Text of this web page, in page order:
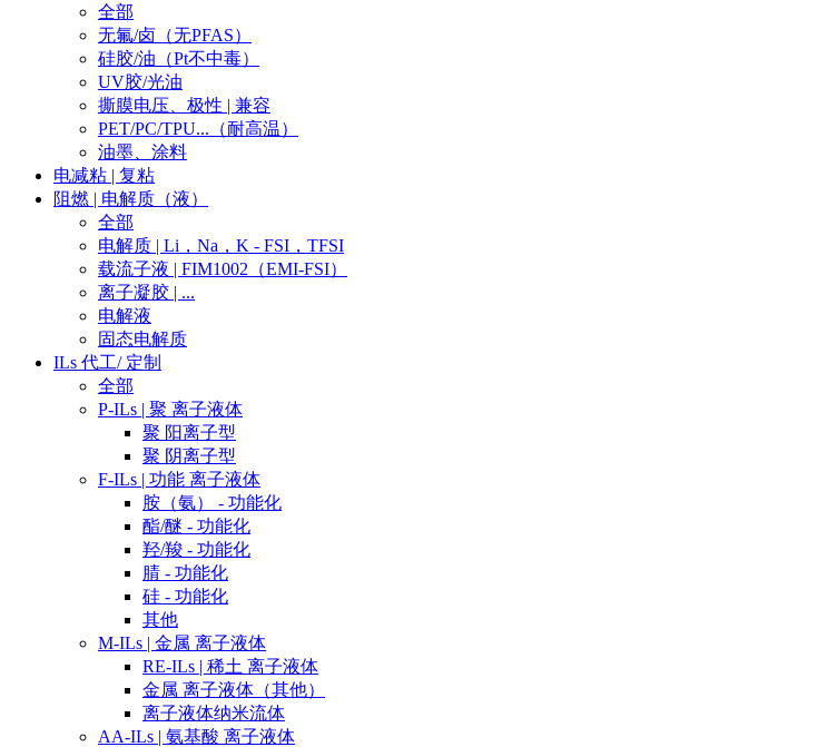
全部
无氟/卤（无PFAS）
硅胶/油（Pt不中毒）
UV胶/光油
撕膜电压、极性 | 兼容
PET/PC/TPU...（耐高温）
油墨、涂料
电减粘 | 复粘
阻燃 | 电解质（液）
全部
电解质 | Li，Na，K - FSI，TFSI
载流子液 | FIM1002（EMI-FSI）
离子凝胶 | ...
电解液
固态电解质
ILs 代工/ 定制
全部
P-ILs | 聚 离子液体
聚 阳离子型
聚 阴离子型
F-ILs | 功能 离子液体
胺（氨） - 功能化
酯/醚 - 功能化
羟/羧 - 功能化
腈 - 功能化
硅 - 功能化
其他
M-ILs | 金属 离子液体
RE-ILs | 稀土 离子液体
金属 离子液体（其他）
离子液体纳米流体
AA-ILs | 氨基酸 离子液体